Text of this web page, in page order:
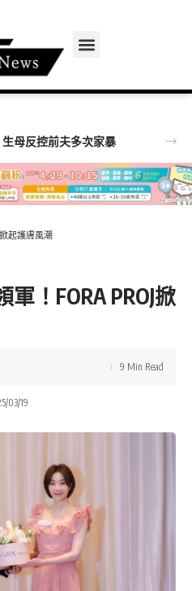
穿越賽與無人機足球
起護膚風潮
！FORA PROJ掀
03/19
9 Min Read